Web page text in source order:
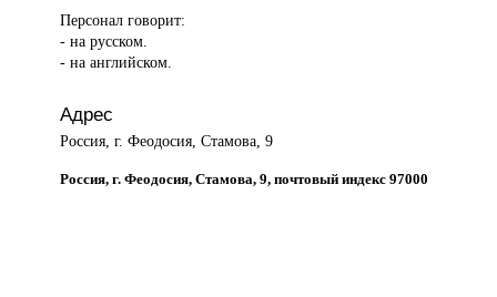
Персонал говорит:
- на русском.
- на английском.
Адрес
Россия, г. Феодосия, Стамова, 9
Россия, г. Феодосия, Стамова, 9, почтовый индекс 97000